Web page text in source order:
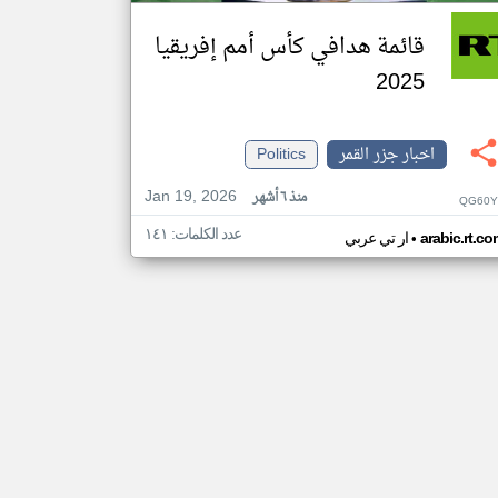
قائمة هدافي كأس أمم إفريقيا
2025
اخبار جزر القمر
Politics
Jan 19, 2026
منذ ٦ أشهر
ار تي عربي• عدد الكلمات: ١٤١